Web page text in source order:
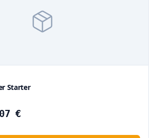
Starter
€